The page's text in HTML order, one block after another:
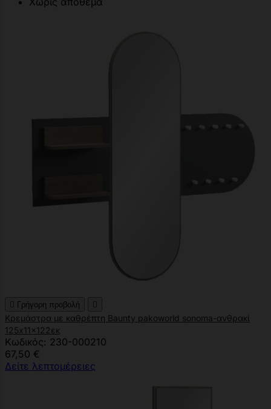
 Γρήγορη προβολή 
Κρεμάστρα με καθρέπτη Baunty pakoworld sonoma-ανθρακί
125x11x122εκ
Κωδικός: 230-000210
67,50 €
Δείτε λεπτομέρειες